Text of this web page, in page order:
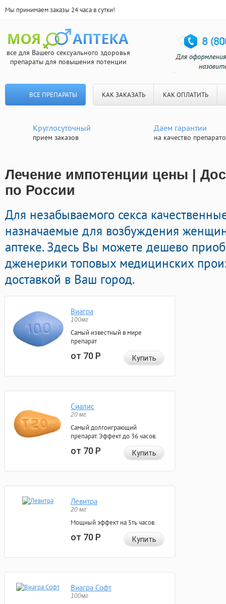
Мы принимаем заказы 24 часа в сутки!
все для Вашего сексуального здоровья
препараты для повышения потенции
ВСЕ ПРЕПАРАТЫ КАК ЗАКАЗАТЬ КАК ОПЛАТИТЬ
Круглосуточный
прием заказов
Даем гарантии
на качество
Лечение импотенции цены |
по России
Для незабываемого секса
назначаемые для возбуждения
аптеке. Здесь Вы можете дешево
дженерики топовых медицинских
доставкой в Ваш город.
Виагра
100мг
Самый известный в мире
препарат
от 70Р Купить
Сиалис
20 мг
Самый долгоиграющий
препарат. Эффект до 36 часов.
от 70Р Купить
Левитра
20 мг
Мощный эффект на 5ть часов.
от 70Р Купить
Виагра Софт
100мг